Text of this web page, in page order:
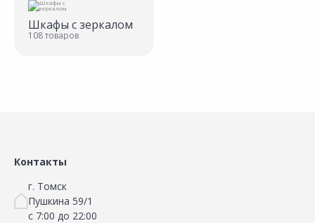
Шкафы с зеркалом
108 товаров
Контакты
г. Томск
Пушкина 59/1
с 7:00 до 22:00